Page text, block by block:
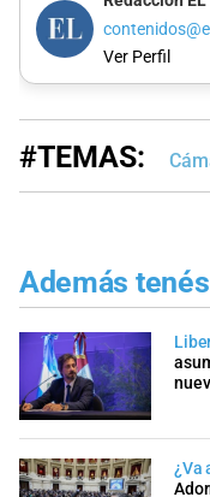
Ver Perfil
#TEMAS:
Además
¿Va